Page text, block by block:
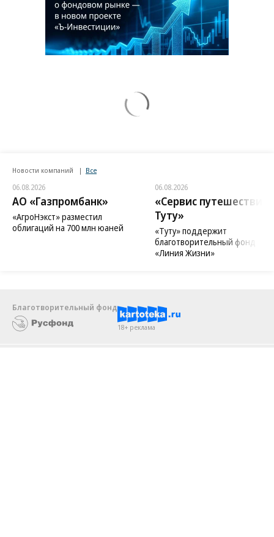
Новости компаний
06.08.2026
АО «Газпромбанк»
«АгроНэкст» разместил
06.08.2026
«Сервис путешествий
Туту»
«Туту» поддержит
благотворительный фонд
Благотворительный фонд